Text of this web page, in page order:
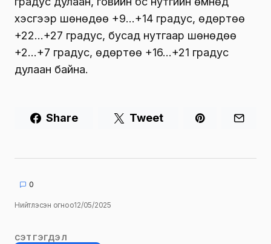
хэсгээр шөнөдөө +9…+14 градус, өдөртөө
+22…+27 градус, бусад нутгаар шөнөдөө
+2…+7 градус, өдөртөө +16…+21 градус
дулаан байна.
Share Tweet
0
Нийтлэсэн огноо12/05/2025
СЭТГЭГДЭЛ